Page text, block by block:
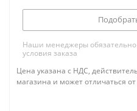
Наши менеджеры обязательно
условия заказа
Цена указана с НДС,
магазина и может отличаться